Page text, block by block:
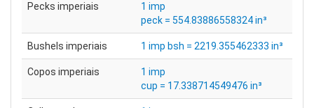
Pecks imperiais
1 imp
peck = 554.83886558324 in³
Bushels imperiais 1 imp bsh = 2219.355462333 in³
Copos imperiais
1 imp
cup = 17.338714549476 in³